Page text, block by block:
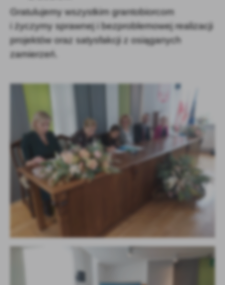
Gratulujemy wszystkim grantobiorcom
i życzymy sprawnej i bezproblemowej realizacji
projektów oraz satysfakcji z osiąganych
zamierzeń.